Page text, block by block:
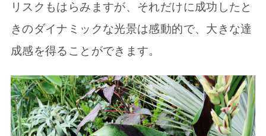
リスクもはらみますが、それだけに成功したと
きのダイナミックな光景は感動的で、大きな達
成感を得ることができます。